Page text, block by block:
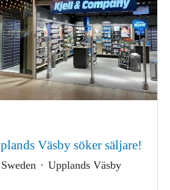
Väsby söker säljare!
· Upplands Väsby